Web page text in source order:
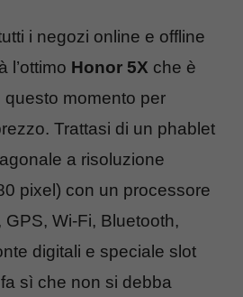
i negozi online e offline
l’ottimo Honor 5X che è
questo momento per
Trattasi di un phablet
a risoluzione
pixel) con un processore
Wi-Fi, Bluetooth,
digitali e speciale slot
sì che non si debba